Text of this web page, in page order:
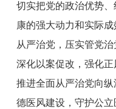
切实把党的政治优势
康的强大动力和实际
从严治党，压实管党
深化以案促改，强化
推进全面从严治党向
德医风建设，守护公立